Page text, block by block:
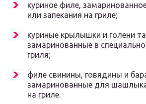
куриное филе,
или запекания на гриле;
куриные крылышки и голени
замаринованные в
гриля;
филе свинины, говядины и
замаринованные для
на гриле.